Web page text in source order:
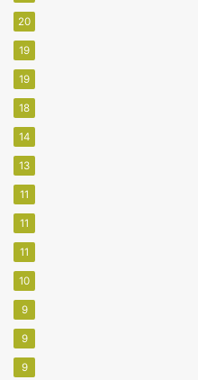
20
19
19
18
14
13
11
11
11
10
9
9
9